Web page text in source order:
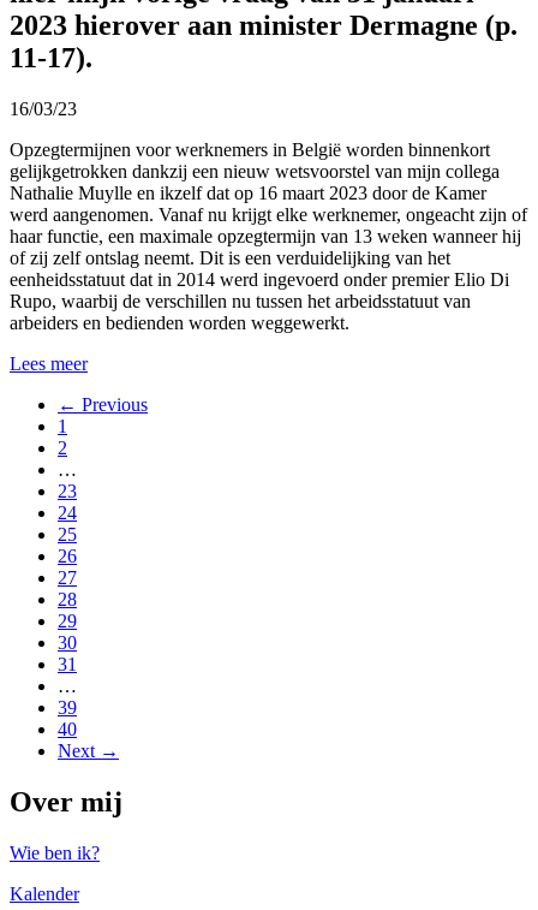
2023 hierover aan minister Dermagne (p.
11-17).
16/03/23
Opzegtermijnen voor werknemers in België worden binnenkort
gelijkgetrokken dankzij een nieuw wetsvoorstel van mijn collega
Nathalie Muylle en ikzelf dat op 16 maart 2023 door de Kamer
werd aangenomen. Vanaf nu krijgt elke werknemer, ongeacht zijn of
haar functie, een maximale opzegtermijn van 13 weken wanneer hij
of zij zelf ontslag neemt. Dit is een verduidelijking van het
eenheidsstatuut dat in 2014 werd ingevoerd onder premier Elio Di
Rupo, waarbij de verschillen nu tussen het arbeidsstatuut van
arbeiders en bedienden worden weggewerkt.
Lees meer
← Previous
1
2
…
23
24
25
26
27
28
29
30
31
…
39
40
Next →
Over mij
Wie ben ik?
Kalender